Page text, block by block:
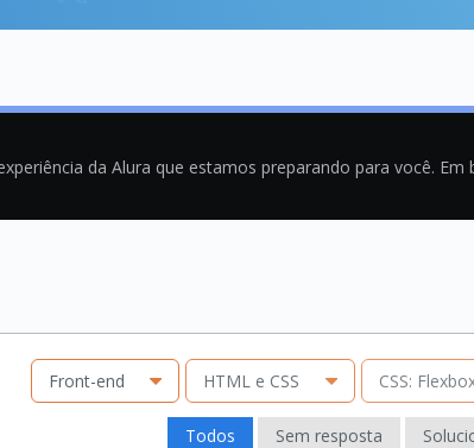
da Alura que estamos preparando para você.
Front-end HTML e CSS CSS:
Todos Sem resposta